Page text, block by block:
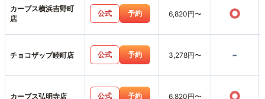
カーブス横浜吉野町
店
公式 予約 6,820円〜 ○
チョコザップ睦町店 公式 予約 3,278円〜 -
カーブス弘明寺店 公式 予約 6,820円〜